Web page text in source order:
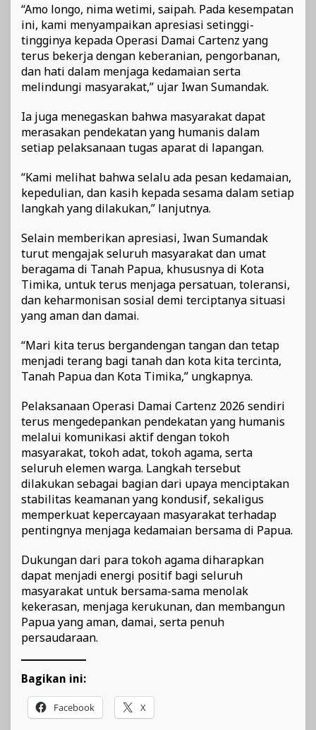
“Amo longo, nima wetimi, saipah. Pada kesempatan
ini, kami menyampaikan apresiasi setinggi-
tingginya kepada Operasi Damai Cartenz yang
terus bekerja dengan keberanian, pengorbanan,
dan hati dalam menjaga kedamaian serta
melindungi masyarakat,” ujar Iwan Sumandak.
Ia juga menegaskan bahwa masyarakat dapat
merasakan pendekatan yang humanis dalam
setiap pelaksanaan tugas aparat di lapangan.
“Kami melihat bahwa selalu ada pesan kedamaian,
kepedulian, dan kasih kepada sesama dalam setiap
langkah yang dilakukan,” lanjutnya.
Selain memberikan apresiasi, Iwan Sumandak
turut mengajak seluruh masyarakat dan umat
beragama di Tanah Papua, khususnya di Kota
Timika, untuk terus menjaga persatuan, toleransi,
dan keharmonisan sosial demi terciptanya situasi
yang aman dan damai.
“Mari kita terus bergandengan tangan dan tetap
menjadi terang bagi tanah dan kota kita tercinta,
Tanah Papua dan Kota Timika,” ungkapnya.
Pelaksanaan Operasi Damai Cartenz 2026 sendiri
terus mengedepankan pendekatan yang humanis
melalui komunikasi aktif dengan tokoh
masyarakat, tokoh adat, tokoh agama, serta
seluruh elemen warga. Langkah tersebut
dilakukan sebagai bagian dari upaya menciptakan
stabilitas keamanan yang kondusif, sekaligus
memperkuat kepercayaan masyarakat terhadap
pentingnya menjaga kedamaian bersama di Papua.
Dukungan dari para tokoh agama diharapkan
dapat menjadi energi positif bagi seluruh
masyarakat untuk bersama-sama menolak
kekerasan, menjaga kerukunan, dan membangun
Papua yang aman, damai, serta penuh
persaudaraan.
Bagikan ini:
Facebook X